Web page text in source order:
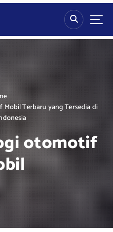
Terbaru yang Tersedia di
otomotif